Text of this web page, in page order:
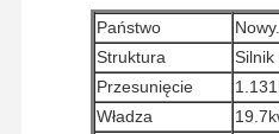
Państwo
Nowy.
Struktura
Silnik
Przesunięcie
Władza